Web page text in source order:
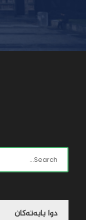
دوا بابه‌ته‌کان